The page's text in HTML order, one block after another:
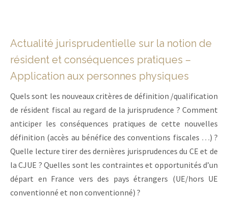
Actualité jurisprudentielle sur la notion de
résident et conséquences pratiques –
Application aux personnes physiques
Quels sont les nouveaux critères de définition /qualification
de résident fiscal au regard de la jurisprudence ? Comment
anticiper les conséquences pratiques de cette nouvelles
définition (accès au bénéfice des conventions fiscales …) ?
Quelle lecture tirer des dernières jurisprudences du CE et de
la CJUE ? Quelles sont les contraintes et opportunités d’un
départ en France vers des pays étrangers (UE/hors UE
conventionné et non conventionné) ?